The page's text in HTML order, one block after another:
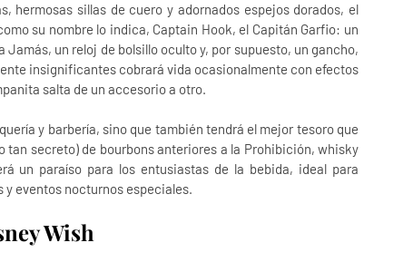
hermosas sillas de cuero y adornados espejos dorados, el
su nombre lo indica, Captain Hook, el Capitán Garfio: un
un reloj de bolsillo oculto y, por supuesto, un gancho,
insignificantes cobrará vida ocasionalmente con efectos
salta de un accesorio a otro.
y barbería, sino que también tendrá el mejor tesoro que
secreto) de bourbons anteriores a la Prohibición, whisky
un paraíso para los entusiastas de la bebida, ideal para
eventos nocturnos especiales.
Wish